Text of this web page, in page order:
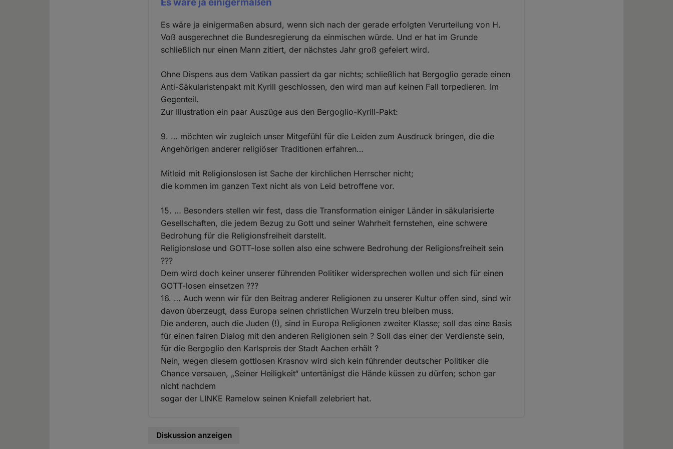
Es wäre ja einigermaßen absurd, wenn sich nach der gerade erfolgten Verurteilung von H.
Voß ausgerechnet die Bundesregierung da einmischen würde. Und er hat im Grunde
schließlich nur einen Mann zitiert, der nächstes Jahr groß gefeiert wird.
Ohne Dispens aus dem Vatikan passiert da gar nichts; schließlich hat Bergoglio gerade einen
Anti-Säkularistenpakt mit Kyrill geschlossen, den wird man auf keinen Fall torpedieren. Im
Gegenteil.
Zur Illustration ein paar Auszüge aus den Bergoglio-Kyrill-Pakt:
9. … möchten wir zugleich unser Mitgefühl für die Leiden zum Ausdruck bringen, die die
Angehörigen anderer religiöser Traditionen erfahren…
Mitleid mit Religionslosen ist Sache der kirchlichen Herrscher nicht;
die kommen im ganzen Text nicht als von Leid betroffene vor.
15. … Besonders stellen wir fest, dass die Transformation einiger Länder in säkularisierte
Gesellschaften, die jedem Bezug zu Gott und seiner Wahrheit fernstehen, eine schwere
Bedrohung für die Religionsfreiheit darstellt.
Religionslose und GOTT-lose sollen also eine schwere Bedrohung der Religionsfreiheit sein
???
Dem wird doch keiner unserer führenden Politiker widersprechen wollen und sich für einen
GOTT-losen einsetzen ???
16. … Auch wenn wir für den Beitrag anderer Religionen zu unserer Kultur offen sind, sind wir
davon überzeugt, dass Europa seinen christlichen Wurzeln treu bleiben muss.
Die anderen, auch die Juden (!), sind in Europa Religionen zweiter Klasse; soll das eine Basis
für einen fairen Dialog mit den anderen Religionen sein ? Soll das einer der Verdienste sein,
für die Bergoglio den Karlspreis der Stadt Aachen erhält ?
Nein, wegen diesem gottlosen Krasnov wird sich kein führender deutscher Politiker die
Chance versauen, „Seiner Heiligkeit“ untertänigst die Hände küssen zu dürfen; schon gar
nicht nachdem
sogar der LINKE Ramelow seinen Kniefall zelebriert hat.
Diskussion anzeigen